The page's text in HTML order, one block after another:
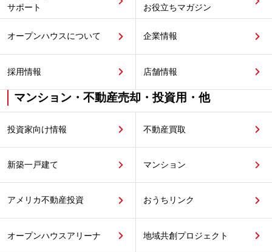
サポート
お役立ちマガジン
オープンハウスについて 企業情報
採用情報 店舗情報
マンション・不動産売却・投資用・他
投資家向け情報 不動産買取
新築一戸建て マンション
アメリカ不動産投資 おうちリンク
オープンハウスアリーナ 地域共創プロジェクト